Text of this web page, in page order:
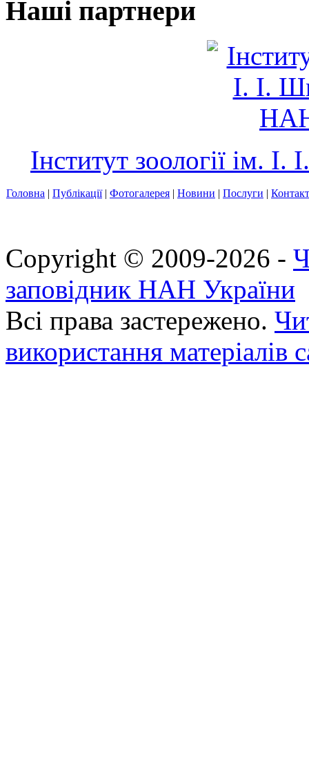
Наші партнери
Інститут зоології ім.
Головна | Публікації| Фотогалерея | Новини | Послуги |
Copyright © 2009-2026 -
заповідник НАН України
Всі права застережено.
використання матеріалів